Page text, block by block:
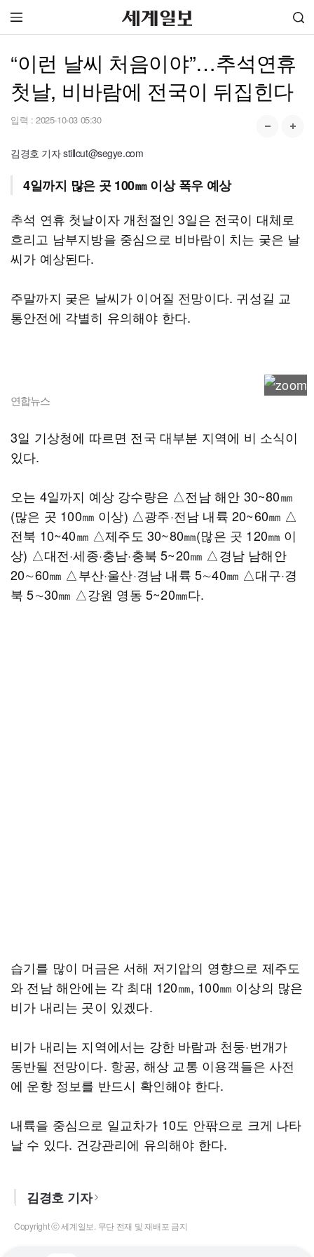
“이런 날씨 처음이야”…추석연휴
첫날, 비바람에 전국이 뒤집힌다
입력 : 2025-10-03 05:30
김경호 기자 stillcut@segye.com
4일까지 많은 곳 100㎜ 이상 폭우 예상
추석 연휴 첫날이자 개천절인 3일은 전국이 대체로
흐리고 남부지방을 중심으로 비바람이 치는 궂은 날
씨가 예상된다.
주말까지 궂은 날씨가 이어질 전망이다. 귀성길 교
통안전에 각별히 유의해야 한다.
연합뉴스
3일 기상청에 따르면 전국 대부분 지역에 비 소식이
있다.
오는 4일까지 예상 강수량은 △전남 해안 30~80㎜
(많은 곳 100㎜ 이상) △광주·전남 내륙 20~60㎜ △
전북 10~40㎜ △제주도 30~80㎜(많은 곳 120㎜ 이
상) △대전·세종·충남·충북 5~20㎜ △경남 남해안
20∼60㎜ △부산·울산·경남 내륙 5∼40㎜ △대구·경
북 5∼30㎜ △강원 영동 5~20㎜다.
습기를 많이 머금은 서해 저기압의 영향으로 제주도
와 전남 해안에는 각 최대 120㎜, 100㎜ 이상의 많은
비가 내리는 곳이 있겠다.
비가 내리는 지역에서는 강한 바람과 천둥·번개가
동반될 전망이다. 항공, 해상 교통 이용객들은 사전
에 운항 정보를 반드시 확인해야 한다.
내륙을 중심으로 일교차가 10도 안팎으로 크게 나타
날 수 있다. 건강관리에 유의해야 한다.
김경호 기자
Copyright ⓒ 세계일보. 무단 전재 및 재배포 금지